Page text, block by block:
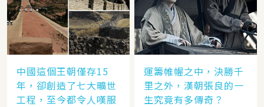
中國這個王朝僅存15
年，卻創造了七大曠世
工程，至今都令人嘆服
運籌帷幄之中，決勝千
里之外，漢朝張良的一
生究竟有多傳奇？